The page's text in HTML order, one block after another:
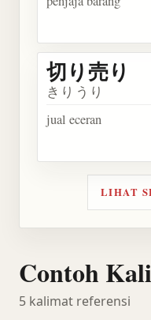
切り売り
きりうり
jual eceran
LIHAT
Contoh
5 kalimat referensi